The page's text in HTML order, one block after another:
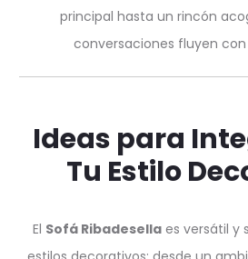
principal hasta un rincón
conversaciones fluyen
Ideas para
Tu Estilo
El Sofá Ribadesellaes versátil y